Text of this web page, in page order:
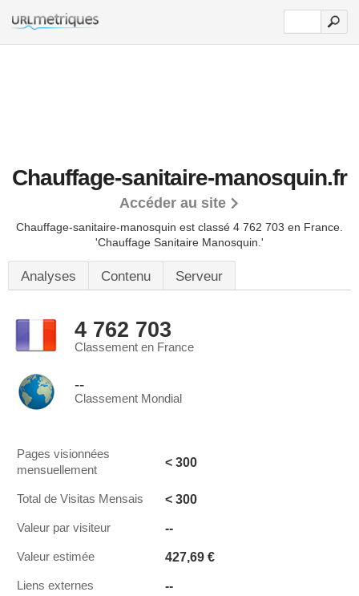
Chauffage-sanitaire-manosquin.fr
Accéder au site
Chauffage-sanitaire-manosquin est classé 4 762 703 en France.
'Chauffage Sanitaire Manosquin.'
Analyses Contenu Serveur
4 762 703
Classement en France
--
Classement Mondial
Pages visionnées
mensuellement
< 300
Total de Visitas Mensais < 300
Valeur par visiteur --
Valeur estimée 427,69 €
Liens externes --